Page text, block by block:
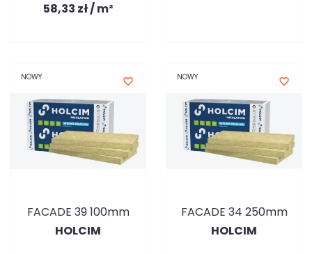
58,33 zł / m²
NOWY favorite_border
FACADE 39 100mm
HOLCIM
NOWY favorite_border
FACADE 34 250mm
HOLCIM